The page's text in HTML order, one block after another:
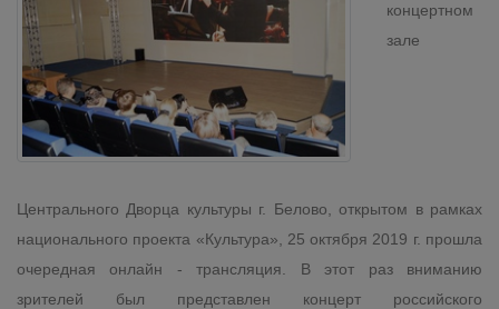
концертном
зале
Центрального Дворца культуры г. Белово, открытом в рамках
национального проекта «Культура», 25 октября 2019 г. прошла
очередная онлайн - трансляция. В этот раз вниманию
зрителей был представлен концерт российского